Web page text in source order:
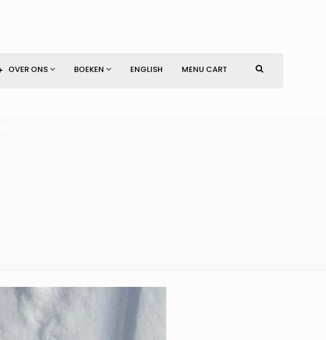
OVER ONS BOEKEN ENGLISH MENU CART